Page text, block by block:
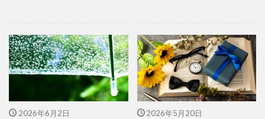
2026年6月2日 2026年5月20日